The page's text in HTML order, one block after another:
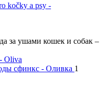
за ушами кошек и собак –
сфинкс - Оливка 1